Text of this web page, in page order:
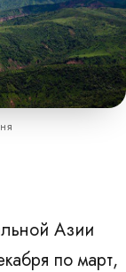
Азии
по март,